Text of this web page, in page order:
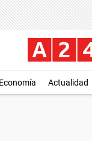
Economía Actualidad